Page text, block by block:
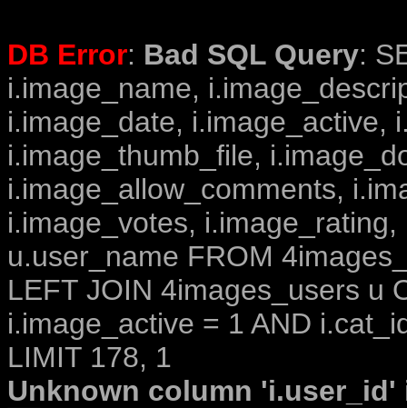
DB Error: Bad SQL Query:
i.image_name,
i.image_date, i.image_active,
i.image_thumb_file,
i.image_allow_comments,
i.image_votes,
u.user_name FROM
LEFT JOIN 4images_users u
i.image_active = 1 AND
LIMIT 178, 1
Unknown column